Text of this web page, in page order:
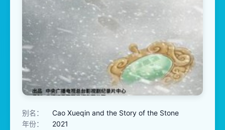
别名：
Cao Xueqin and the Story of the Stone
年份：
2021